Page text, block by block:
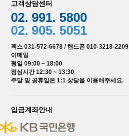
고객상담센터
02. 991. 5800
02. 905. 5051
팩스 031-572-6678 / 핸드폰 010-3218-2209
이메일
평일 09:00 ~ 18:00
점심시간 12:30 ~ 13:30
주말 및 공휴일은 1:1 상담을 이용해주세요.
입금계좌안내